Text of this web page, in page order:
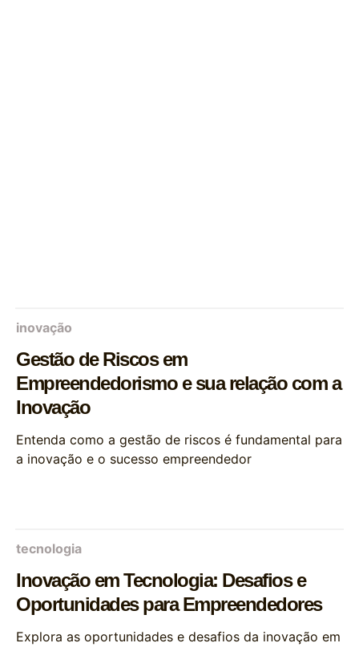
inovação
Gestão de Riscos em
Empreendedorismo e sua relação com a
Inovação
Entenda como a gestão de riscos é fundamental para
a inovação e o sucesso empreendedor
tecnologia
Inovação em Tecnologia: Desafios e
Oportunidades para Empreendedores
Explora as oportunidades e desafios da inovação em